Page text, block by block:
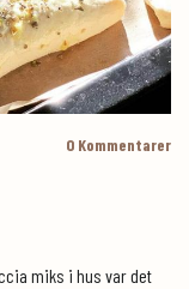
0 Kommentarer
miks i hus var det